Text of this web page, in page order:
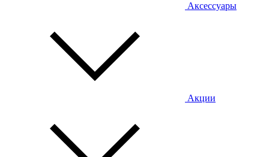
Аксессуары
Акции